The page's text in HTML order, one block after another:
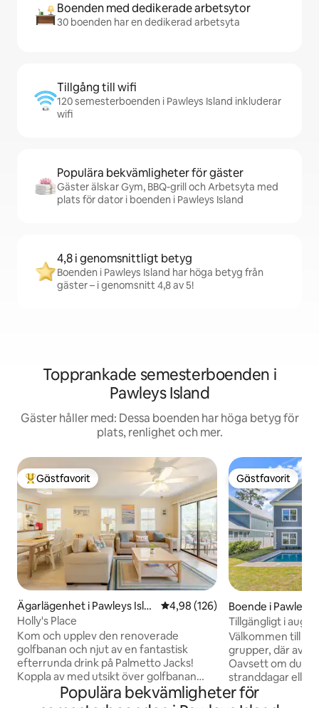
Boenden med dedikerade arbetsytor
30 boenden har en dedikerad arbetsyta
Tillgång till wifi
120 semesterboenden i Pawleys Island inkluderar
wifi
Populära bekvämligheter för gäster
Gäster älskar Gym, BBQ-grill och Arbetsyta med
plats för dator i boenden i Pawleys Island
4,8 i genomsnittligt betyg
Boenden i Pawleys Island har höga betyg från
gäster – i genomsnitt 4,8 av 5!
Topprankade semesterboenden i
Pawleys Island
Gäster håller med: Dessa boenden har höga betyg för
plats, renlighet och mer.
Populär gästfavorit
Gästfavorit
Ägarlägenhet i Pawleys Isla
nd
4,98 av 5 i genomsnittligt
4,98 (126)
Holly's Place
Kom och upplev den renoverade
golfbanan och njut av en fantastisk
efterrunda drink på Palmetto Jacks!
Koppla av med utsikt över golfbanan
med utmärkt läge. Denna 2bed/2bath
enhet har bekvämligheter du behöver
Gästfavorit
Gästfavorit
Boende i Pawleys
Tillgängligt i
5 sovrum, pool
Beach
Välkommen till
grupper, där
Oavsett om du är
stranddagar eller
eleganta
en oförglömlig vistelse. ✔
Populära bekvämligheter för